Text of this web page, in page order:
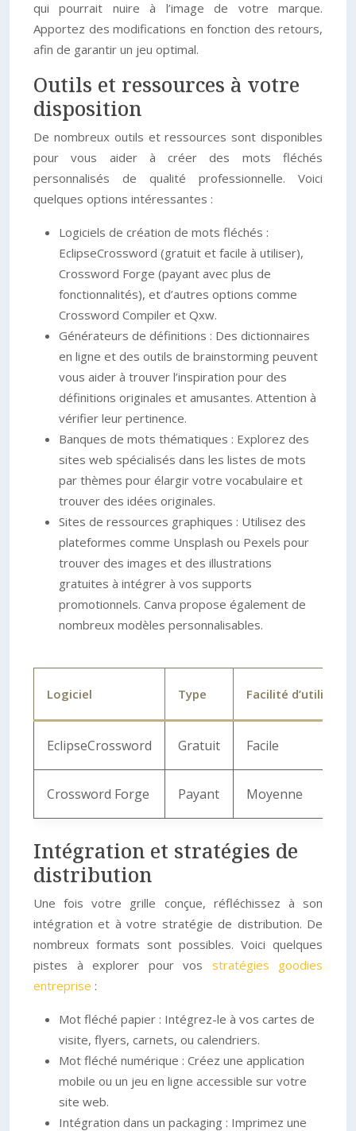
qui pourrait nuire à l’image de votre marque.
Apportez des modifications en fonction des retours,
afin de garantir un jeu optimal.
Outils et ressources à votre
disposition
De nombreux outils et ressources sont disponibles
pour vous aider à créer des mots fléchés
personnalisés de qualité professionnelle. Voici
quelques options intéressantes :
Logiciels de création de mots fléchés :
EclipseCrossword (gratuit et facile à utiliser),
Crossword Forge (payant avec plus de
fonctionnalités), et d’autres options comme
Crossword Compiler et Qxw.
Générateurs de définitions : Des dictionnaires
en ligne et des outils de brainstorming peuvent
vous aider à trouver l’inspiration pour des
définitions originales et amusantes. Attention à
vérifier leur pertinence.
Banques de mots thématiques : Explorez des
sites web spécialisés dans les listes de mots
par thèmes pour élargir votre vocabulaire et
trouver des idées originales.
Sites de ressources graphiques : Utilisez des
plateformes comme Unsplash ou Pexels pour
trouver des images et des illustrations
gratuites à intégrer à vos supports
promotionnels. Canva propose également de
nombreux modèles personnalisables.
Logiciel Type Facilité
EclipseCrossword Gratuit Facile
Crossword Forge Payant Moyenne
Intégration et stratégies de
distribution
Une fois votre grille conçue, réfléchissez à son
intégration et à votre stratégie de distribution. De
nombreux formats sont possibles. Voici quelques
pistes à explorer pour vos stratégies goodies
entreprise :
Mot fléché papier : Intégrez-le à vos cartes de
visite, flyers, carnets, ou calendriers.
Mot fléché numérique : Créez une application
mobile ou un jeu en ligne accessible sur votre
site web.
Intégration dans un packaging : Imprimez une